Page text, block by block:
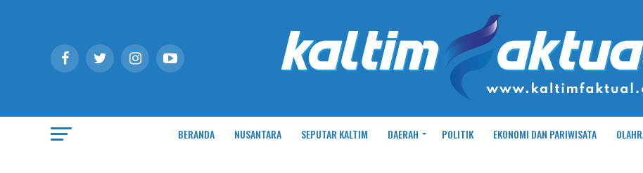
BERANDA NUSANTARA SEPUTAR KALTIM DAERAH POLITIK EKONOMI DAN PARIWISATA